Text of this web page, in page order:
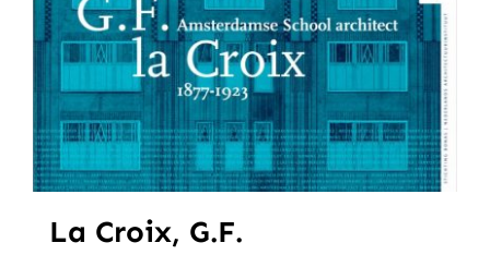
La Croix, G.F.